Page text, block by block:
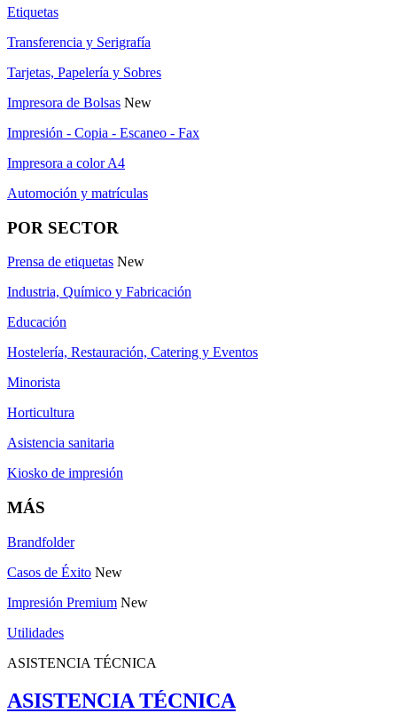
Etiquetas
Transferencia y Serigrafía
Tarjetas, Papelería y Sobres
Impresora de Bolsas New
Impresión - Copia - Escaneo - Fax
Impresora a color A4
Automoción y matrículas
POR SECTOR
Prensa de etiquetas New
Industria, Químico y Fabricación
Educación
Hostelería, Restauración, Catering y Eventos
Minorista
Horticultura
Asistencia sanitaria
Kiosko de impresión
MÁS
Brandfolder
Casos de Éxito New
Impresión Premium New
Utilidades
ASISTENCIA TÉCNICA
ASISTENCIA TÉCNICA